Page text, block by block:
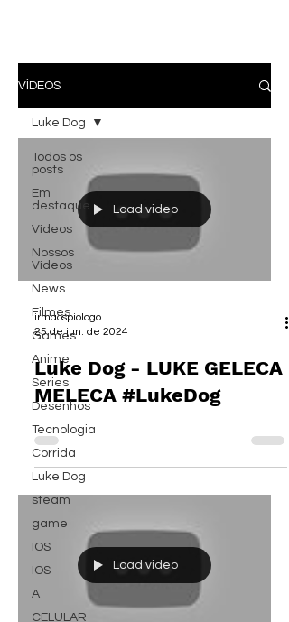
VÍDEOS
Todos os
posts
Em
destaque
Vídeos
Nossos
Vídeos
News
Filmes
Games
Anime
Series
Desenhos
Tecnologia
Corrida
Luke Dog
steam
game
IOS
IOS
A
CELULAR
Luke Dog
Load video
irmaospiologo
25 de jun. de 2024
Luke Dog - LUKE GELECA
MELECA #LukeDog
Load video